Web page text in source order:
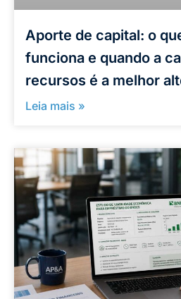
Aporte de capital: o
funciona e quando a
recursos é a melhor
Leia mais »